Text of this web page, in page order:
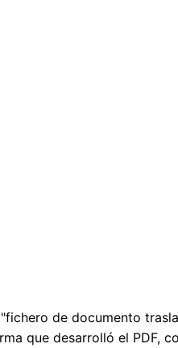
de documento
que desarrolló el PDF,